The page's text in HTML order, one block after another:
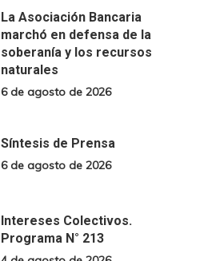
La Asociación Bancaria
marchó en defensa de la
soberanía y los recursos
naturales
6 de agosto de 2026
Síntesis de Prensa
6 de agosto de 2026
Intereses Colectivos.
Programa N° 213